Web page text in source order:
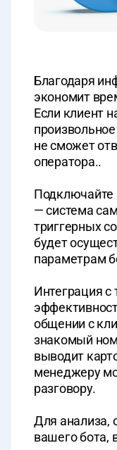
Благодаря
экономит
Если клиент
не сможет
оператора..
Подключайте
— система
триггерных
будет
параметрам
Интеграция
общении с
знакомый
выводит
менеджеру
разговору.
Для анализа,
вашего бота,